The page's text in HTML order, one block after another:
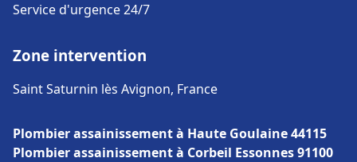
Service d'urgence 24/7
Zone intervention
Saint Saturnin lès Avignon, France
Plombier assainissement à Haute Goulaine 44115
Plombier assainissement à Corbeil Essonnes 91100